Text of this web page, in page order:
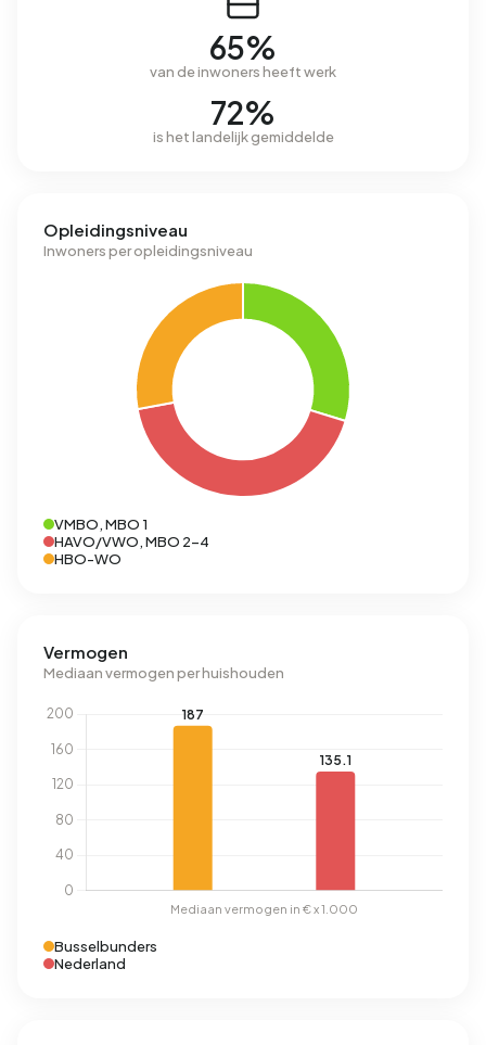
65%
van de inwoners heeft werk
72%
is het landelijk gemiddelde
Opleidingsniveau
Inwoners per opleidingsniveau
VMBO, MBO 1
HAVO/VWO, MBO 2-4
HBO-WO
Vermogen
Mediaan vermogen per huishouden
Busselbunders
Nederland